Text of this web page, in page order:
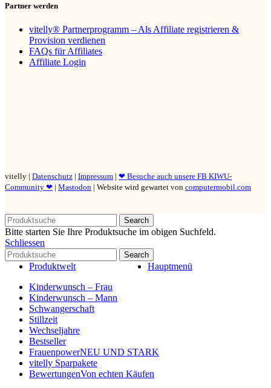
Partner werden
vitelly® Partnerprogramm – Als Affiliate registrieren &
Provision verdienen
FAQs für Affiliates
Affiliate Login
vitelly | Datenschutz | Impressum | ❤ Besuche auch unsere FB KIWU-
Community ❤ | Mastodon | Website wird gewartet von computermobil.com
Search
Bitte starten Sie Ihre Produktsuche im obigen Suchfeld.
Schliessen
Search
Hauptmenü
Produktwelt
Kinderwunsch – Frau
Kinderwunsch – Mann
Schwangerschaft
Stillzeit
Wechseljahre
Bestseller
FrauenpowerNEU UND STARK
vitelly Sparpakete
BewertungenVon echten Käufen